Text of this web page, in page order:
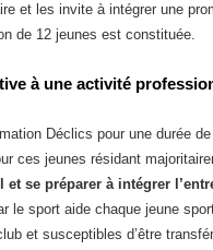
et les invite à intégrer une
de 12 jeunes est constituée.
à une activité
Déclics pour une durée
ces jeunes résidant
et se préparer à intégrer
le sport aide chaque jeune
et susceptibles d’être